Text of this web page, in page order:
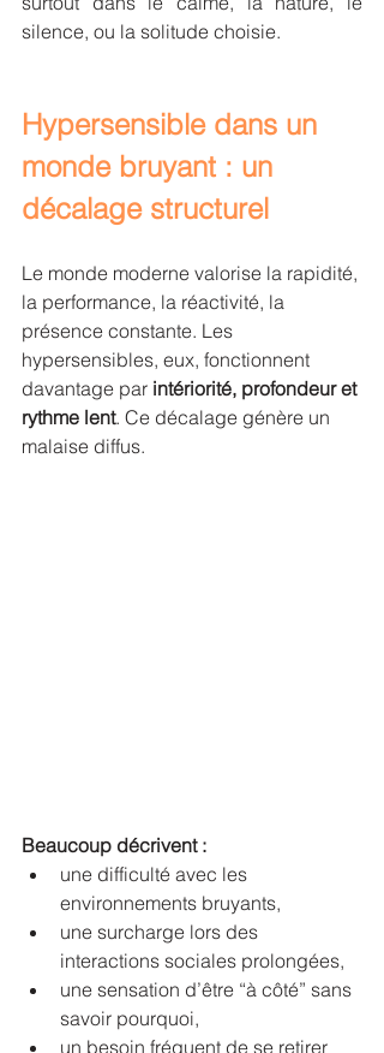
silence, ou la solitude choisie.
Hypersensible dans un
monde bruyant : un
décalage structurel
Le monde moderne valorise la rapidité,
la performance, la réactivité, la
présence constante. Les
hypersensibles, eux, fonctionnent
davantage par intériorité, profondeur et
rythme lent. Ce décalage génère un
malaise diffus.
Beaucoup décrivent :
une difficulté avec les
environnements bruyants,
une surcharge lors des
interactions sociales prolongées,
une sensation d’être “à côté” sans
savoir pourquoi,
un besoin fréquent de se retirer